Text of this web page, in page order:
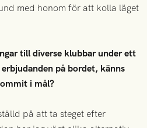
med honom för att kolla läget
till diverse klubbar under ett
på bordet, känns
i mål?
på att ta steget efter